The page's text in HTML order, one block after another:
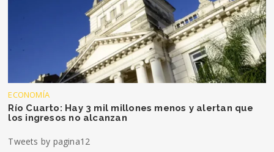
ECONOMÍA
Río Cuarto: Hay 3 mil millones menos y alertan que
los ingresos no alcanzan
Tweets by pagina12